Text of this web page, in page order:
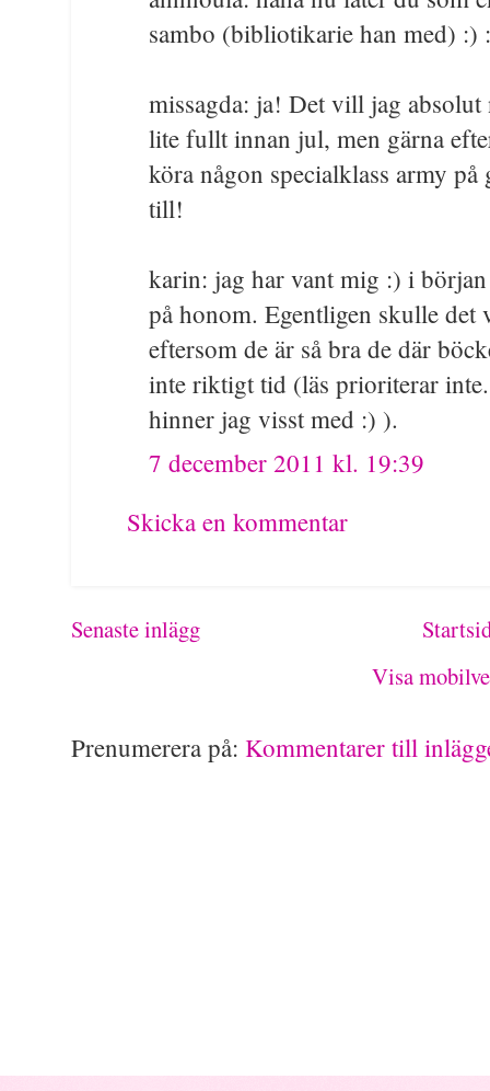
sambo (bibliotikarie han med) :)
missagda: ja! Det vill jag
lite fullt innan jul, men gärna
köra någon specialklass army på
till!
karin: jag har vant mig :) i
på honom. Egentligen skulle det
eftersom de är så bra de där
inte riktigt tid (läs prioriterar
hinner jag visst med :) ).
7 december 2011 kl. 19:39
Skicka en kommentar
Senaste inlägg
Visa
Prenumerera på: Kommentarer till